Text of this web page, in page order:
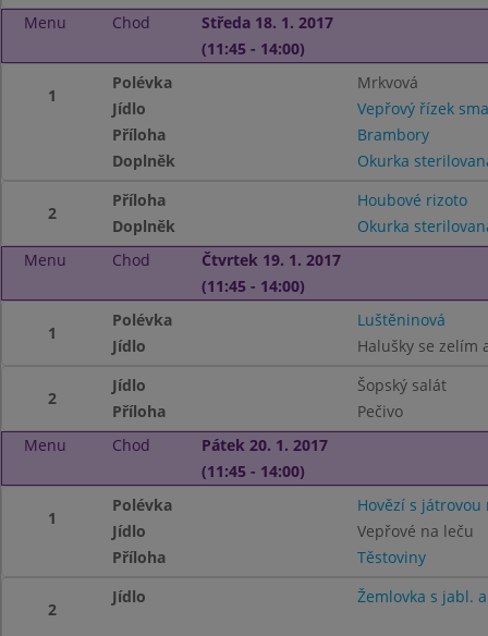
Menu
Chod
Středa 18. 1. 2017
(11:45 - 14:00)
1
Polévka
Mrkvová
Jídlo
Vepřový řízek
Příloha
Brambory
Doplněk
Okurka
2
Příloha
Houbové rizoto
Doplněk
Okurka
Menu
Chod
Čtvrtek 19. 1. 2017
(11:45 - 14:00)
1
Polévka
Luštěninová
Jídlo
Halušky se zelím
2
Jídlo
Šopský salát
Příloha
Pečivo
Menu
Chod
Pátek 20. 1. 2017
(11:45 - 14:00)
1
Polévka
Hovězí s játrovou
Jídlo
Vepřové na leču
Příloha
Těstoviny
2
Jídlo Žemlovka s jabl.